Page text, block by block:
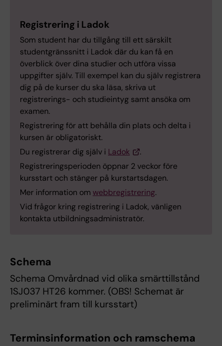
Registrering i Ladok
Som student har du tillgång till ett särskilt
studentgränssnitt i Ladok där du kan få en
överblick över dina studier och utföra vissa
uppgifter själv. Till exempel kan du själv registrera
dig på de kurser du ska läsa, skriva ut
registrerings- och studieintyg samt ansöka om
examen.
Registrering för att behålla din plats och delta i
kursen är obligatoriskt.
Du registrerar dig själv i Ladok
.
Registreringsperioden öppnar 2 veckor före
kursstart och stänger på kurstartsdagen.
Mer information om webbregistrering.
Vid frågor kring registrering i Ladok, vänligen
kontakta utbildningsadministratör.
Schema
Schema Omvårdnad vid olika smärttillstånd
1SJ037 HT26 kommer. (OBS! Schemat är
preliminärt fram till kursstart)
Terminsinformation och ramschema